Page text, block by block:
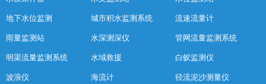
地下水位监测 城市积水监测系统 流速流量计
雨量监测站 水深测深仪 管网流量监测系统
明渠流量监测系统 水域救援 白蚁监测仪
波浪仪 海流计 径流泥沙测量仪